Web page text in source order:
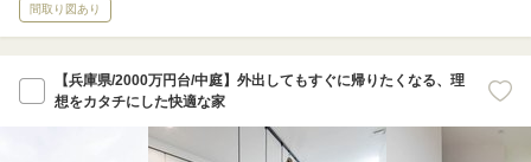
間取り図あり
【兵庫県/2000万円台/中庭】外出してもすぐに帰りたくなる、理
想をカタチにした快適な家